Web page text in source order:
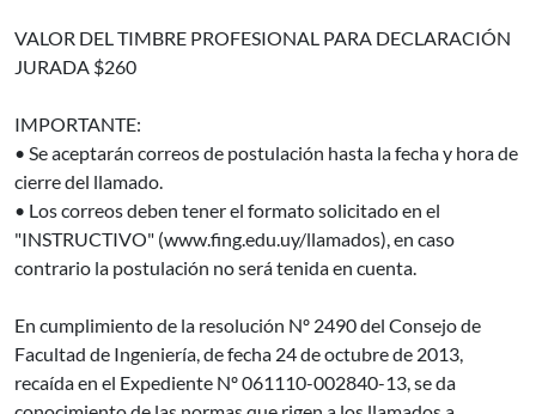
VALOR DEL TIMBRE PROFESIONAL PARA DECLARACIÓN
JURADA $260
IMPORTANTE:
• Se aceptarán correos de postulación hasta la fecha y hora de
cierre del llamado.
• Los correos deben tener el formato solicitado en el
"INSTRUCTIVO" (www.fing.edu.uy/llamados), en caso
contrario la postulación no será tenida en cuenta.
En cumplimiento de la resolución Nº 2490 del Consejo de
Facultad de Ingeniería, de fecha 24 de octubre de 2013,
recaída en el Expediente Nº 061110-002840-13, se da